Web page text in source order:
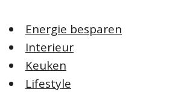
Energie besparen
Interieur
Keuken
Lifestyle